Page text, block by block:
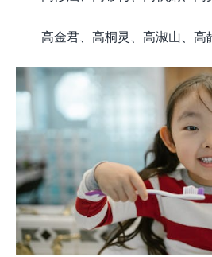
高金君、高桐灵、高淑山、高